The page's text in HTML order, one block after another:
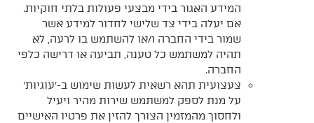
המידע האגור בידי מבצעי פעולות בלתי חוקיות.
אם יעלה בידי צד שלישי לחדור למידע אשר
שמור בידי החברה ו/או להשתמש בו לרעה, לא
תהיה למשתמש כל טענה, תביעה או דרישה כלפי
החברה.
צעצועית תהא רשאית לעשות שימוש ב-'עוגיות'
על מנת לספק למשתמש שירות מהיר ויעיל
ולחסוך מהמזמין הצורך להזין את פרטיו האישיים